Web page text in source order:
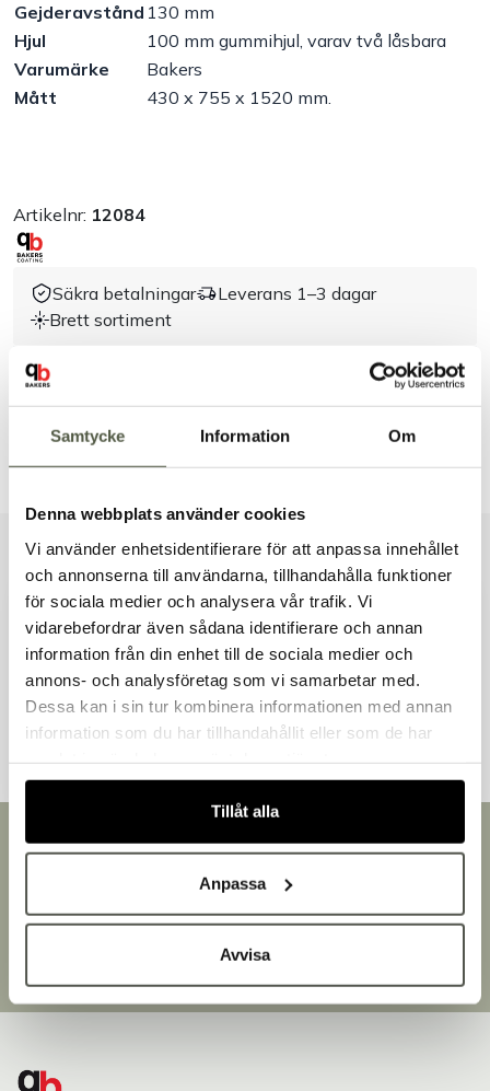
Samtycke Information Om
Denna webbplats använder cookies
Vi använder enhetsidentifierare för att anpassa innehållet
och annonserna till användarna, tillhandahålla funktioner
för sociala medier och analysera vår trafik. Vi
vidarebefordrar även sådana identifierare och annan
information från din enhet till de sociala medier och
annons- och analysföretag som vi samarbetar med.
Dessa kan i sin tur kombinera informationen med annan
information som du har tillhandahållit eller som de har
Tillåt alla
Anpassa
Avvisa
Outlet
Kontakt
Gejderavstånd 130 mm
Hjul
100 mm gummihjul, varav två låsbara
Varumärke
Bakers
Mått
430 x 755 x 1520 mm.
Artikelnr: 12084
Säkra betalningar
Leverans 1–3 dagar
Brett sortiment
Produktbeskrivning
Dokument & produktblad
Liknande produkter
Andra kunder tittade även på
Snabb leverans
Över 30 000 produkter
Välkommen till Bakers!
Handlar du som företag eller privatperson?
Fortsätt som privatperson